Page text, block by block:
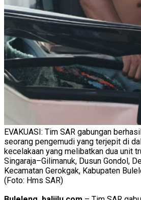
EVAKUASI: Tim SAR gabungan
seorang pengemudi yang terjepit di
kecelakaan yang melibatkan dua unit
Singaraja–Gilimanuk, Dusun Gondol,
Kecamatan Gerokgak, Kabupaten
(Foto: Hms SAR)